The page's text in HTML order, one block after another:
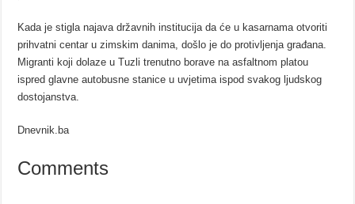
Kada je stigla najava državnih institucija da će u kasarnama otvoriti
prihvatni centar u zimskim danima, došlo je do protivljenja građana.
Migranti koji dolaze u Tuzli trenutno borave na asfaltnom platou
ispred glavne autobusne stanice u uvjetima ispod svakog ljudskog
dostojanstva.
Dnevnik.ba
Comments